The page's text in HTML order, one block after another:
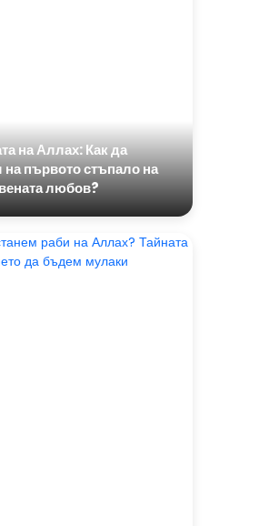
на Аллах: Как да
първото стъпало на
любов?